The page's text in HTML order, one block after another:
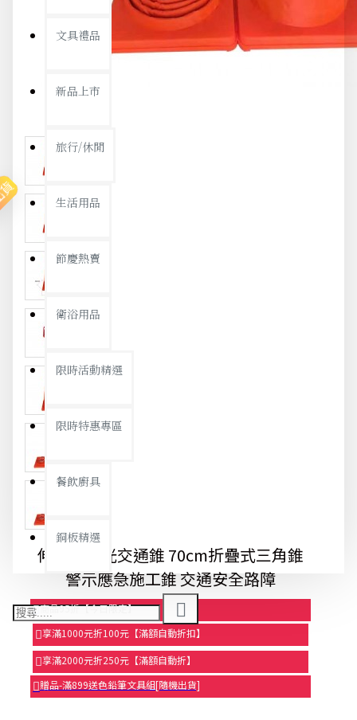
文具禮品
新品上市
旅行/休閒
生活用品
節慶熱賣
衛浴用品
限時活動精選
限時特惠專區
餐飲廚具
銅板精選
伸縮式反光交通錐 70cm折疊式三角錐
警示應急施工錐 交通安全路障
商品95折【今日限定】
享滿1000元折100元【滿額自動折扣】
享滿2000元折250元【滿額自動折】
贈品-滿899送色鉛筆文具組[隨機出貨]